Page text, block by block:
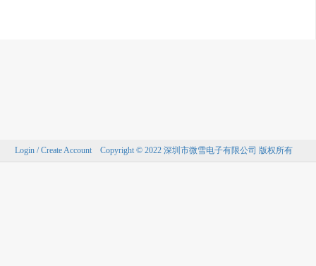
Login / Create Account Copyright © 2022 深圳市微雪电子有限公司 版权所有